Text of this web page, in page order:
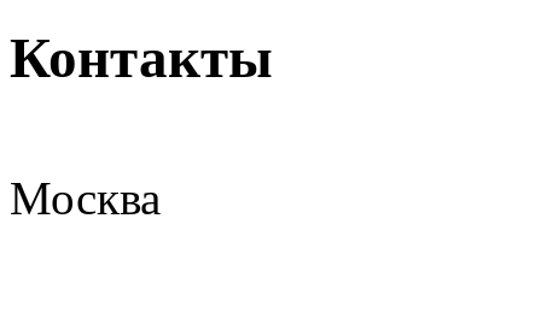
Контакты
Москва